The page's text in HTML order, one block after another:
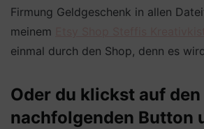
Firmung Geldgeschenk in allen
meinem
einmal durch den Shop, denn es
Oder du klickst auf den
nachfolgenden Button